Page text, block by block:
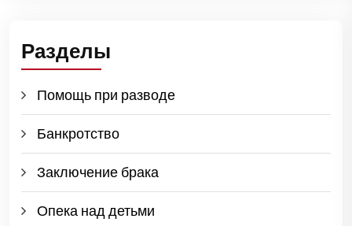
Разделы
Помощь при разводе
Банкротство
Заключение брака
Опека над детьми